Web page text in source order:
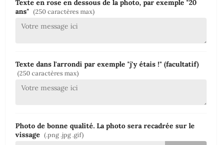
Texte en rose en dessous de la photo, par exemple "20
ans" (250 caractères max)
Texte dans l'arrondi par exemple "j'y étais !" (facultatif)
(250 caractères max)
Photo de bonne qualité. La photo sera recadrée sur le
vissage (.png .jpg .gif)